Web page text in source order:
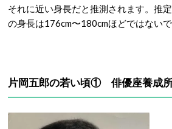
それに近い身長だと推測されます。推
の身長は176cm〜180cmほどではないで
片岡五郎の若い頃① 俳優座養成